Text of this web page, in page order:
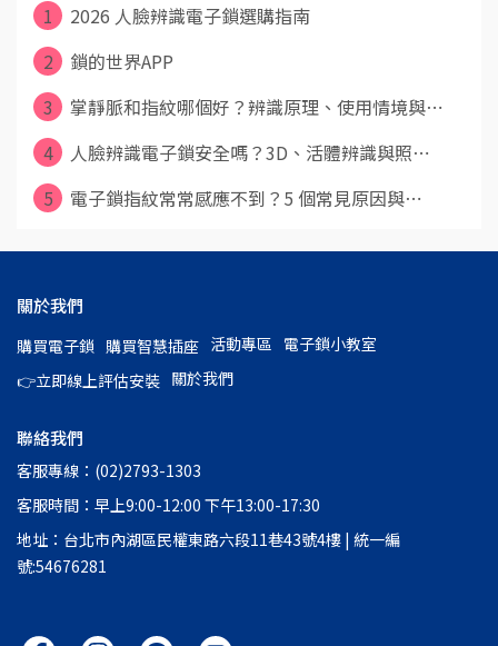
1
2026 人臉辨識電子鎖選購指南
2
鎖的世界APP
3
掌靜脈和指紋哪個好？辨識原理、使用情境與⋯
4
人臉辨識電子鎖安全嗎？3D、活體辨識與照⋯
5
電子鎖指紋常常感應不到？5 個常見原因與⋯
關於我們
購買電子鎖 購買智慧插座 活動專區 電子鎖小教室
👉立即線上評估安裝 關於我們
聯絡我們
客服專線：(02)2793-1303
客服時間：早上9:00-12:00 下午13:00-17:30
地址：台北市內湖區民權東路六段11巷43號4樓 | 統一編
號:54676281